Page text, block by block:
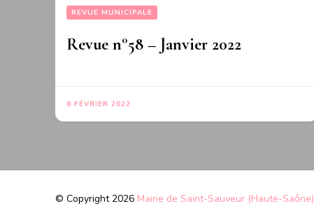
REVUE MUNICIPALE
Revue n°58 – Janvier 2022
8 FÉVRIER 2022
© Copyright 2026 Mairie de Saint-Sauveur (Haute-Saône)